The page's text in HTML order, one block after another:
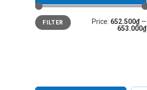
Min
price
Max
priceFILTER Price: 652.500₫ —
653.000₫